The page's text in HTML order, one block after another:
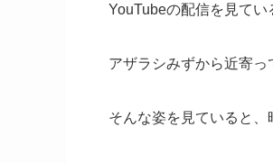
YouTubeの配信を見てい
アザラシみずから近寄っ
そんな姿を見ていると、